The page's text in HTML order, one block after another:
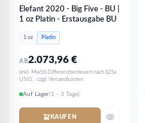
Elefant 2020 - Big Five - BU |
1 oz Platin - Erstausgabe BU
1 oz Platin
AB2.073,96€
(inkl. MwSt) Differenzbesteuert nach §25a
UStG. · zzgl. Versandkosten
Auf Lager(1 - 3 Tage)
KAUFEN